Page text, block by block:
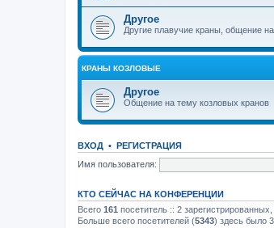
Другое
Другие плавучие краны, общение
КРАНЫ КОЗЛОВЫЕ
Другое
Общение на тему козловых кранов
ВХОД • РЕГИСТРАЦИЯ
Имя пользователя:
КТО СЕЙЧАС НА КОНФЕРЕНЦИИ
Всего 161 посетитель :: 2
Больше всего посетителей (5343) здесь было